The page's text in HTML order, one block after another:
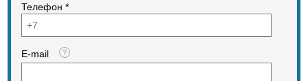
Телефон *
E-mail